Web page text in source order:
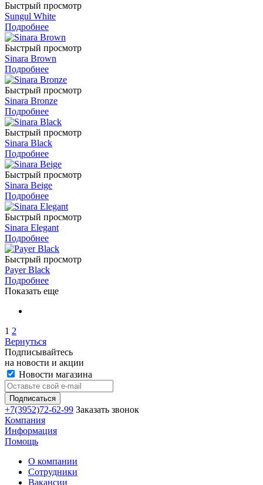
Быстрый просмотр
Sungul White
Подробнее
Быстрый просмотр
Sinara Brown
Подробнее
Быстрый просмотр
Sinara Bronze
Подробнее
Быстрый просмотр
Sinara Black
Подробнее
Быстрый просмотр
Sinara Beige
Подробнее
Быстрый просмотр
Sinara Elegant
Подробнее
Быстрый просмотр
Payer Black
Подробнее
Показать еще
1 2
Вернуться
Подписывайтесь
на новости и акции
Новости магазина
+7(3952)72-62-99 Заказать звонок
Компания
Информация
Помощь
О компании
Сотрудники
Вакансии